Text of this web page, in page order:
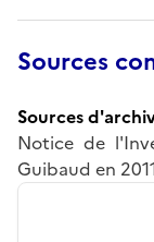
Sources
Sources
Notice de
Guibaud en